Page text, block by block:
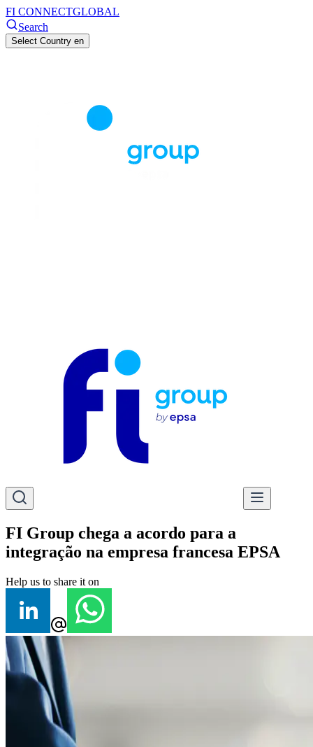
FI CONNECTGLOBAL
Search
Select Country en
FI Group chega a acordo para a
integração na empresa francesa EPSA
Help us to share it on